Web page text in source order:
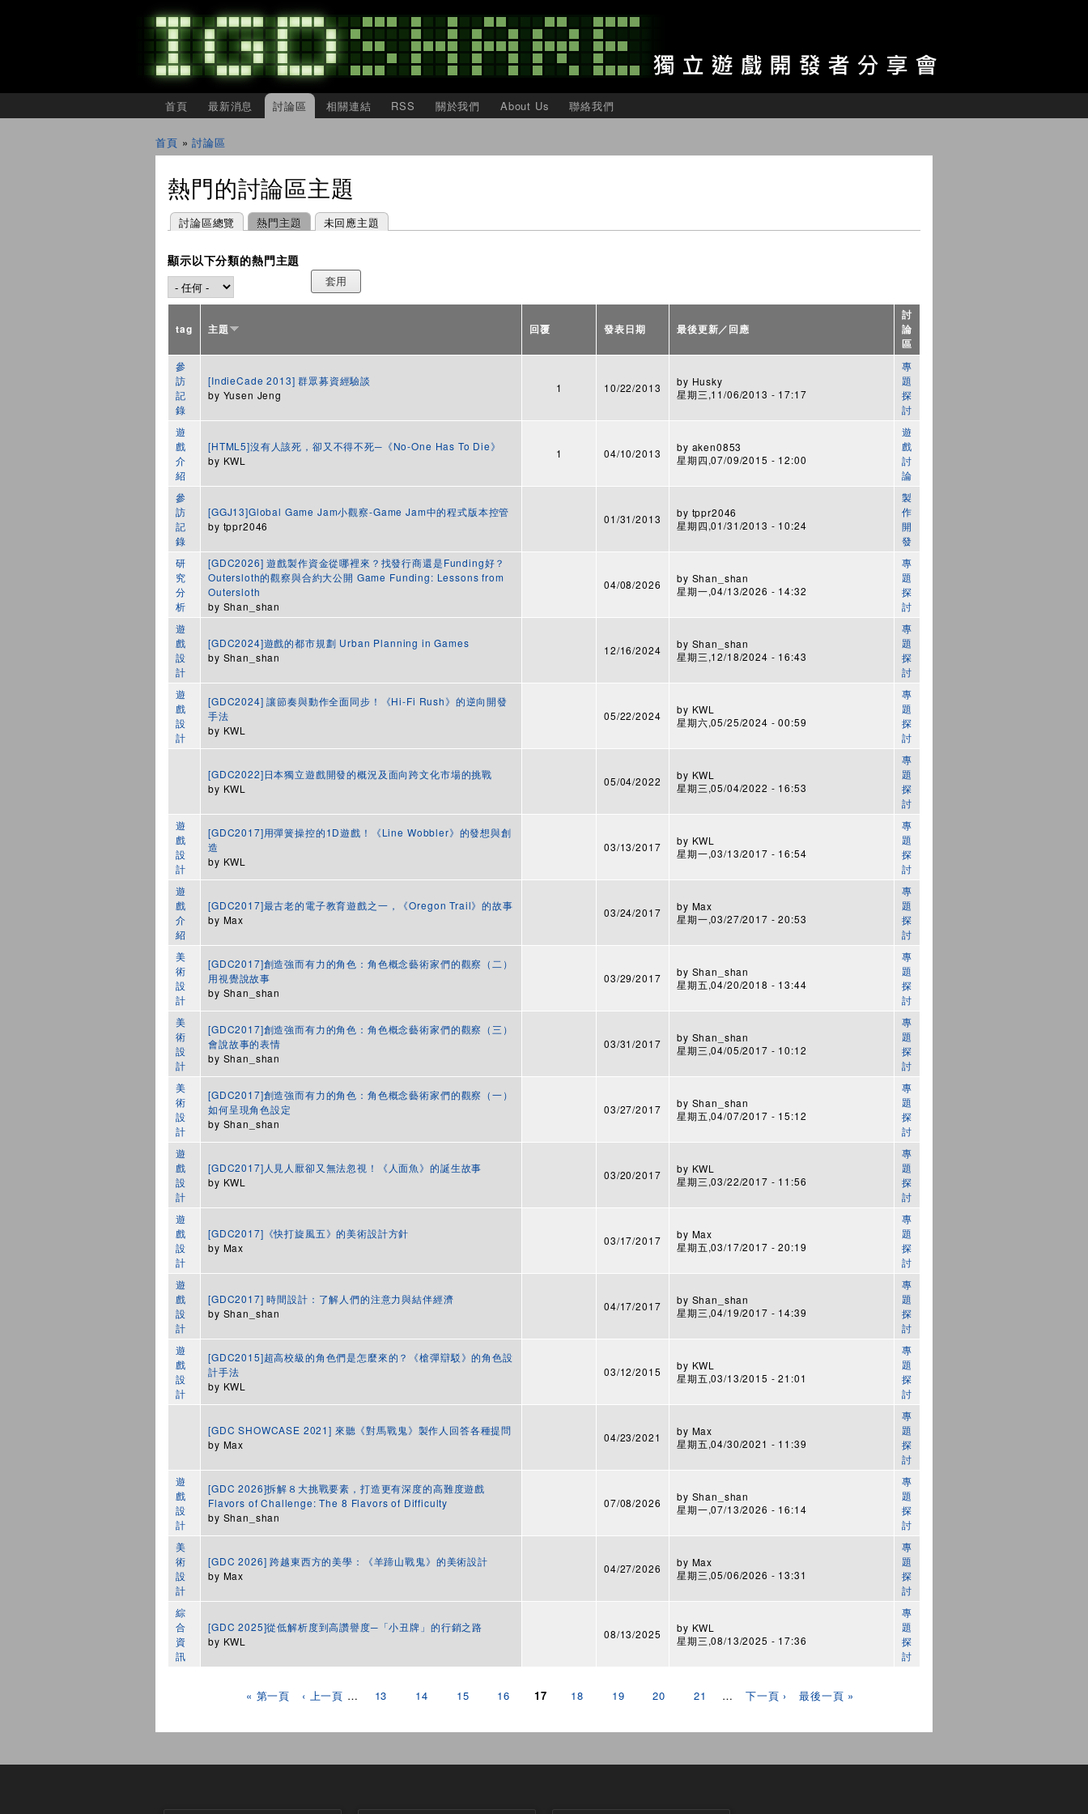
至
主
容
IGDSHARE
首頁 最新消息 討論區 相關連結 RSS 關於我們 About Us 聯絡我們
首頁 »討論區
熱門的討論區主題
主要索引標籤
討論區總覽 熱門主題
(作用中頁籤) 未回應主題
顯示以下分類的熱門主題
tag 主題 回覆 發表日期 最後更新／回應
討
論
區
參
訪
記
錄
[IndieCade 2013] 群眾募資經驗談
by Yusen Jeng
1 10/22/2013 by Husky
星期三,11/06/2013 - 17:17
專
題
探
討
遊
戲
介
紹
[HTML5]沒有人該死，卻又不得不死─《No-One Has To Die》
by KWL
1 04/10/2013 by aken0853
星期四,07/09/2015 - 12:00
遊
戲
討
論
參
訪
記
錄
[GGJ13]Global Game Jam小觀察-Game Jam中的程式版本控管
by tppr2046
01/31/2013 by tppr2046
星期四,01/31/2013 - 10:24
製
作
開
發
研
究
分
析
[GDC2026] 遊戲製作資金從哪裡來？找發行商還是Funding好？
Outersloth的觀察與合約大公開 Game Funding: Lessons from
Outersloth
by Shan_shan
04/08/2026 by Shan_shan
星期一,04/13/2026 - 14:32
專
題
探
討
遊
戲
設
計
[GDC2024]遊戲的都市規劃 Urban Planning in Games
by Shan_shan
12/16/2024 by Shan_shan
星期三,12/18/2024 - 16:43
專
題
探
討
遊
戲
設
計
[GDC2024] 讓節奏與動作全面同步！《Hi-Fi Rush》的逆向開發
手法
by KWL
05/22/2024 by KWL
星期六,05/25/2024 - 00:59
專
題
探
討
[GDC2022]日本獨立遊戲開發的概況及面向跨文化市場的挑戰
by KWL
05/04/2022 by KWL
星期三,05/04/2022 - 16:53
專
題
探
討
遊
戲
設
計
[GDC2017]用彈簧操控的1D遊戲！《Line Wobbler》的發想與創
造
by KWL
03/13/2017 by KWL
星期一,03/13/2017 - 16:54
專
題
探
討
遊
戲
介
紹
[GDC2017]最古老的電子教育遊戲之一，《Oregon Trail》的故事
by Max
03/24/2017 by Max
星期一,03/27/2017 - 20:53
專
題
探
討
美
術
設
計
[GDC2017]創造強而有力的角色：角色概念藝術家們的觀察（二）
用視覺說故事
by Shan_shan
03/29/2017 by Shan_shan
星期五,04/20/2018 - 13:44
專
題
探
討
美
術
設
計
[GDC2017]創造強而有力的角色：角色概念藝術家們的觀察（三）
會說故事的表情
by Shan_shan
03/31/2017 by Shan_shan
星期三,04/05/2017 - 10:12
專
題
探
討
美
術
設
計
[GDC2017]創造強而有力的角色：角色概念藝術家們的觀察（一）
如何呈現角色設定
by Shan_shan
03/27/2017 by Shan_shan
星期五,04/07/2017 - 15:12
專
題
探
討
遊
戲
設
計
[GDC2017]人見人厭卻又無法忽視！《人面魚》的誕生故事
by KWL
03/20/2017 by KWL
星期三,03/22/2017 - 11:56
專
題
探
討
遊
戲
設
計
[GDC2017]《快打旋風五》的美術設計方針
by Max
03/17/2017 by Max
星期五,03/17/2017 - 20:19
專
題
探
討
遊
戲
設
計
[GDC2017] 時間設計：了解人們的注意力與結伴經濟
by Shan_shan
04/17/2017 by Shan_shan
星期三,04/19/2017 - 14:39
專
題
探
討
遊
戲
設
計
[GDC2015]超高校級的角色們是怎麼來的？《槍彈辯駁》的角色設
計手法
by KWL
03/12/2015 by KWL
星期五,03/13/2015 - 21:01
專
題
探
討
[GDC SHOWCASE 2021] 來聽《對馬戰鬼》製作人回答各種提問
by Max
04/23/2021 by Max
星期五,04/30/2021 - 11:39
專
題
探
討
遊
戲
設
計
[GDC 2026]拆解８大挑戰要素，打造更有深度的高難度遊戲
Flavors of Challenge: The 8 Flavors of Difficulty
by Shan_shan
07/08/2026 by Shan_shan
星期一,07/13/2026 - 16:14
專
題
探
討
美
術
設
計
[GDC 2026] 跨越東西方的美學：《羊蹄山戰鬼》的美術設計
by Max
04/27/2026 by Max
星期三,05/06/2026 - 13:31
專
題
探
討
綜
合
資
訊
[GDC 2025]從低解析度到高讚譽度─「小丑牌」的行銷之路
by KWL
08/13/2025 by KWL
星期三,08/13/2025 - 17:36
專
題
探
討
« 第一頁 ‹ 上一頁 … 13 14 15 16 17 18 19 20 21 … 下一頁 › 最後一頁 »